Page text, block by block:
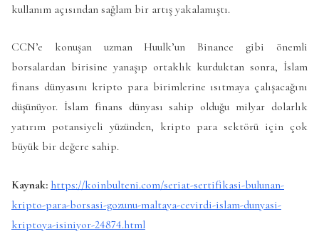
kullanım açısından sağlam bir artış yakalamıştı.
CCN’e konuşan uzman Huulk’un Binance gibi önemli
borsalardan birisine yanaşıp ortaklık kurduktan sonra, İslam
finans dünyasını kripto para birimlerine ısıtmaya çalışacağını
düşünüyor. İslam finans dünyası sahip olduğu milyar dolarlık
yatırım potansiyeli yüzünden, kripto para sektörü için çok
büyük bir değere sahip.
Kaynak: https://koinbulteni.com/seriat-sertifikasi-bulunan-
kripto-para-borsasi-gozunu-maltaya-cevirdi-islam-dunyasi-
kriptoya-isiniyor-24874.html